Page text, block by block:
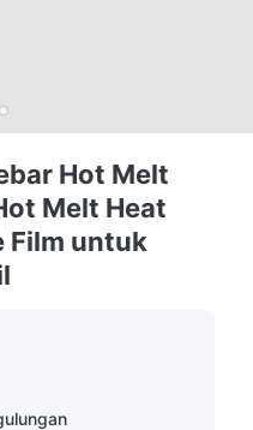
Hot Melt
Melt Heat
Film untuk